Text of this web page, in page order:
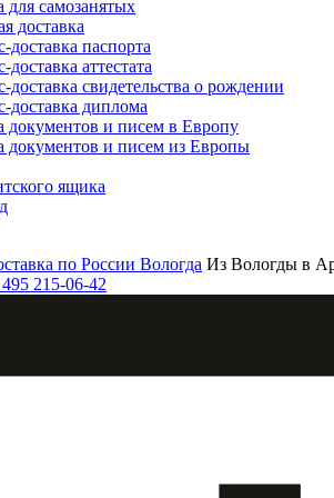
для самозанятых
доставка
доставка паспорта
доставка аттестата
доставка свидетельства о рождении
доставка диплома
документов и писем в Европу
документов и писем из Европы
ящика
по России Вологда Из Вологды в
215-06-42